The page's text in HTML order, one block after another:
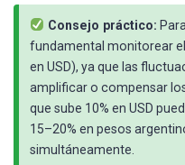
Consejo práctico:
fundamental monitorear
en USD), ya que las
amplificar o compensar
que sube 10% en USD
15–20% en pesos
simultáneamente.